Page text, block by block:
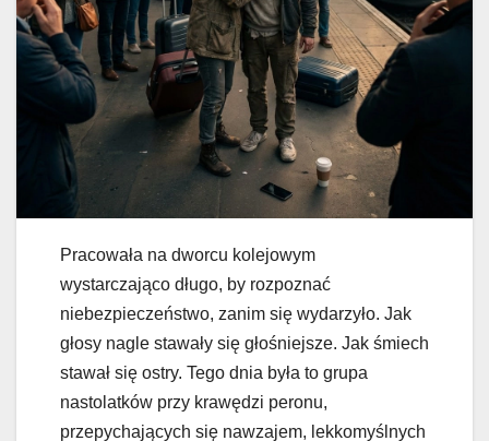
Pracowała na dworcu kolejowym
wystarczająco długo, by rozpoznać
niebezpieczeństwo, zanim się wydarzyło. Jak
głosy nagle stawały się głośniejsze. Jak śmiech
stawał się ostry. Tego dnia była to grupa
nastolatków przy krawędzi peronu,
przepychających się nawzajem, lekkomyślnych